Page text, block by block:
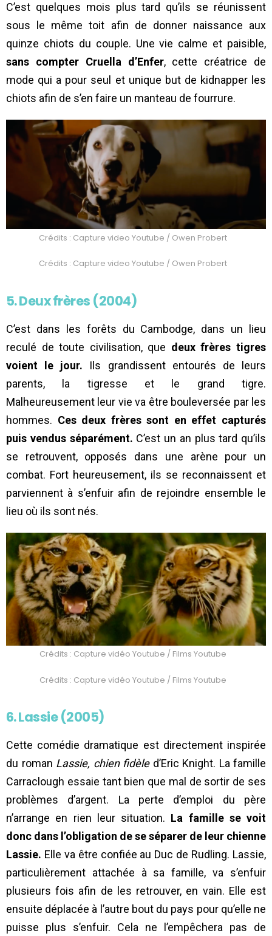
C’est quelques mois plus tard qu’ils se réunissent
sous le même toit afin de donner naissance aux
quinze chiots du couple. Une vie calme et paisible,
sans compter Cruella d’Enfer, cette créatrice de
mode qui a pour seul et unique but de kidnapper les
chiots afin de s’en faire un manteau de fourrure.
Crédits : Capture video Youtube / Owen Probert
Crédits : Capture video Youtube / Owen Probert
5. Deux frères (2004)
C’est dans les forêts du Cambodge, dans un lieu
reculé de toute civilisation, que deux frères tigres
voient le jour. Ils grandissent entourés de leurs
parents, la tigresse et le grand tigre.
Malheureusement leur vie va être bouleversée par les
hommes. Ces deux frères sont en effet capturés
puis vendus séparément. C’est un an plus tard qu’ils
se retrouvent, opposés dans une arène pour un
combat. Fort heureusement, ils se reconnaissent et
parviennent à s’enfuir afin de rejoindre ensemble le
lieu où ils sont nés.
Crédits : Capture vidéo Youtube / Films Youtube
Crédits : Capture vidéo Youtube / Films Youtube
6. Lassie (2005)
Cette comédie dramatique est directement inspirée
du roman Lassie, chien fidèled’Eric Knight. La famille
Carraclough essaie tant bien que mal de sortir de ses
problèmes d’argent. La perte d’emploi du père
n’arrange en rien leur situation. La famille se voit
donc dans l’obligation de se séparer de leur chienne
Lassie. Elle va être confiée au Duc de Rudling. Lassie,
particulièrement attachée à sa famille, va s’enfuir
plusieurs fois afin de les retrouver, en vain. Elle est
ensuite déplacée à l’autre bout du pays pour qu’elle ne
puisse plus s’enfuir. Cela ne l’empêchera pas de